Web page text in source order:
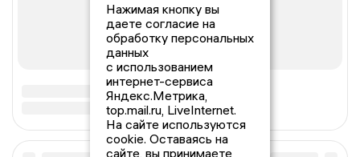
Нажимая кнопку вы
даете согласие на
обработку персональных
данных
с использованием
интернет-сервиса
Яндекс.Метрика,
top.mail.ru, LiveInternet.
На сайте используются
cookie. Оставаясь на
сайте, вы принимаете